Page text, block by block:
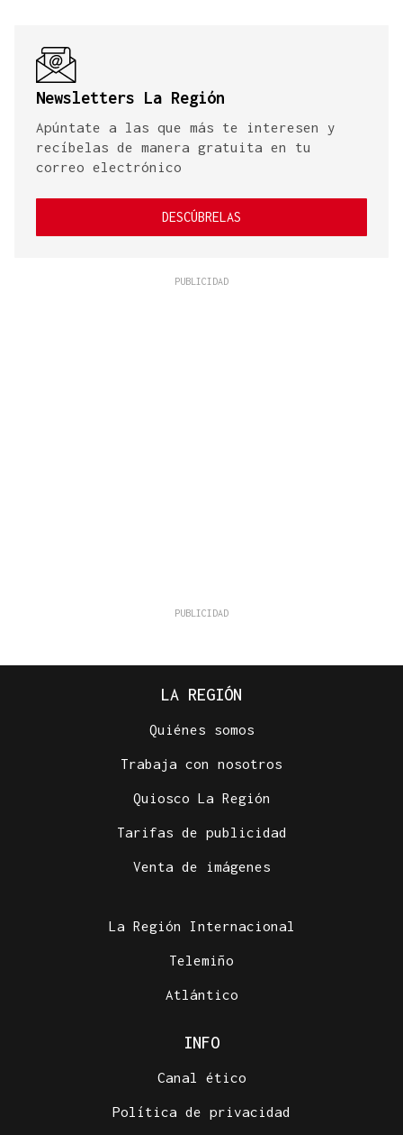
Newsletters La Región
Apúntate a las que más te interesen y
recíbelas de manera gratuita en tu
correo electrónico
DESCÚBRELAS
LA REGIÓN
Quiénes somos
Trabaja con nosotros
Quiosco La Región
Tarifas de publicidad
Venta de imágenes
La Región Internacional
Telemiño
Atlántico
INFO
Canal ético
Política de privacidad